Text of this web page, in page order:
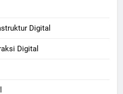
Digital
Digital